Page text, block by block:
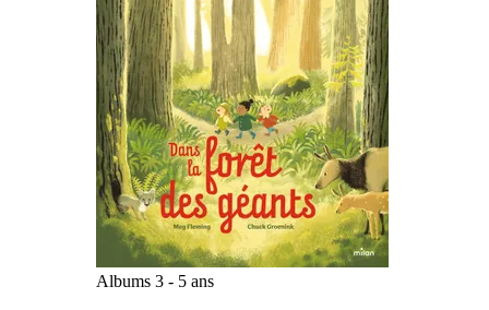
Albums 3 - 5 ans